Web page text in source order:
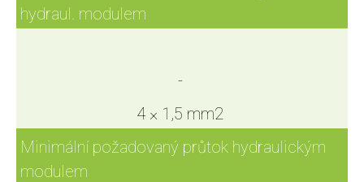
hydraul. modulem
-
4 × 1,5 mm2
Minimální požadovaný průtok hydraulickým
modulem